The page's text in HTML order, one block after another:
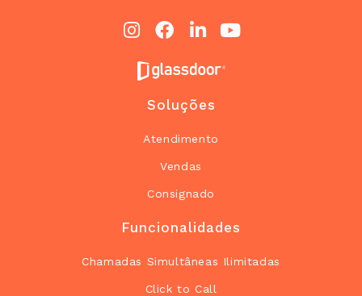
Soluções
Atendimento
Vendas
Consignado
Funcionalidades
Chamadas Simultâneas Ilimitadas
Click to Call